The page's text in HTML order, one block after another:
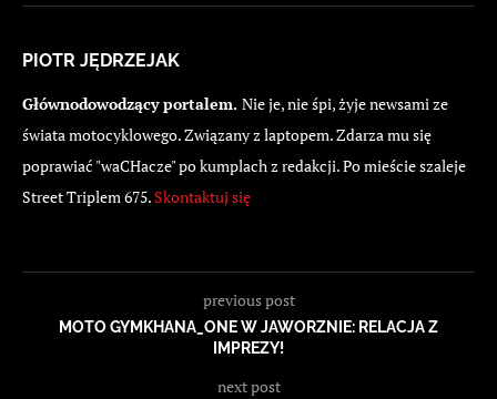
PIOTR JĘDRZEJAK
Głównodowodzący portalem. Nie je, nie śpi, żyje newsami ze
świata motocyklowego. Związany z laptopem. Zdarza mu się
poprawiać "waCHacze" po kumplach z redakcji. Po mieście szaleje
Street Triplem 675. Skontaktuj się
previous post
MOTO GYMKHANA_ONE W JAWORZNIE: RELACJA Z
IMPREZY!
next post